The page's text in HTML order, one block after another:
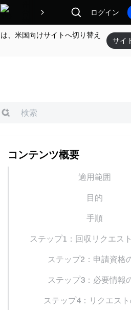
報酬 ログイン
、米国向けサイトへ切り替え
サイ
コンテンツ概要
適用範囲
目的
手順
ステップ1：回収リクエス
ステップ2：申請資格
ステップ3：必要情報
ステップ4：リクエス